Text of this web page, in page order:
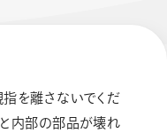
指を離さないでくだ
と内部の部品が壊れ